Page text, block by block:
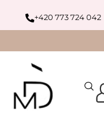
+420 773 724 042